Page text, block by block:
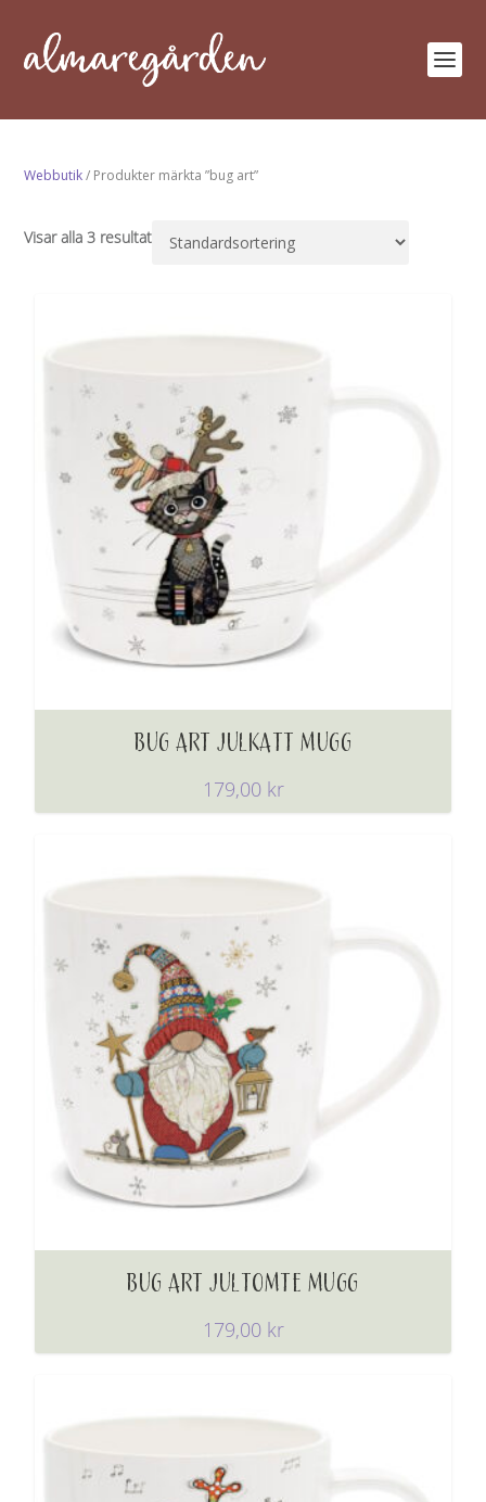
Webbutik/ Produkter märkta ”bug art”
Visar alla 3 resultat
BUG ART JULKATT MUGG
179,00 kr
BUG ART JULTOMTE MUGG
179,00 kr